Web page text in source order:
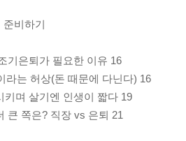
준비하기
기은퇴가 필요한 이유 16
라는 허상(돈 때문에 다닌다) 16
키며 살기엔 인생이 짧다 19
큰 쪽은? 직장 vs 은퇴 21